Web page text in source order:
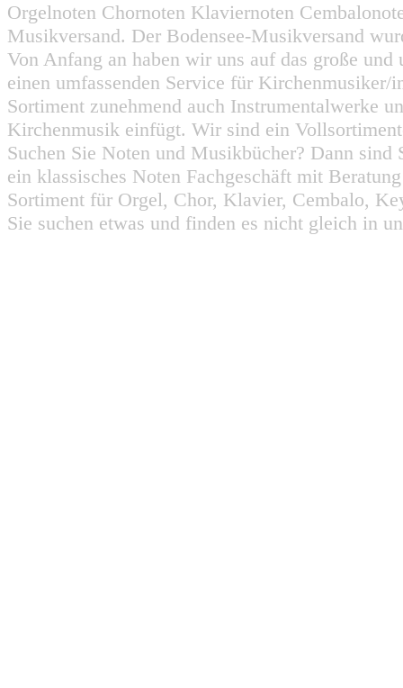
Orgelnoten Chornoten Klaviernoten
Musikversand. Der Bodensee-Musikversand
Von Anfang an haben wir uns auf das große
einen umfassenden Service für
Sortiment zunehmend auch Instrumentalwerke
Kirchenmusik einfügt. Wir sind ein
Suchen Sie Noten und Musikbücher? Dann
ein klassisches Noten Fachgeschäft mit
Sortiment für Orgel, Chor, Klavier, Cembalo,
Sie suchen etwas und finden es nicht gleich in